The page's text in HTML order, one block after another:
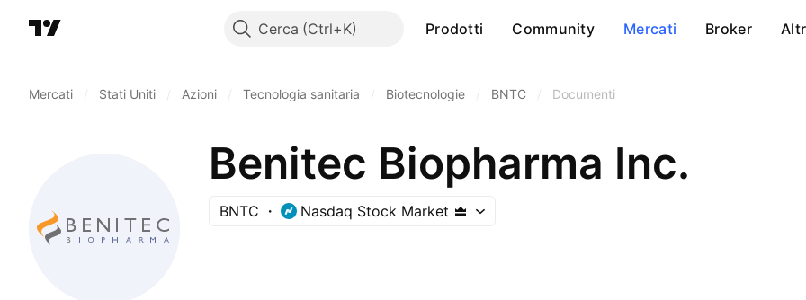
Cerca Prodotti Community Mercati Broker
Mercati Stati Uniti Azioni Tecnologia sanitaria Biotecnologie BNTC Documenti
Benitec Biopharma Inc.
BNTC Nasdaq Stock Market